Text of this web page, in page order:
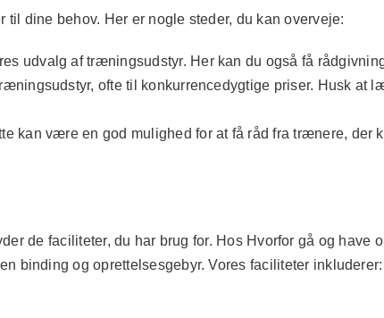
dine behov. Her er nogle steder, du kan overveje:
udvalg af træningsudstyr. Her kan du også få
ofte til konkurrencedygtige priser. Husk at
kan være en god mulighed for at få råd fra trænere, der
de faciliteter, du har brug for. Hos Hvorfor gå og have
binding og oprettelsesgebyr. Vores faciliteter inkluderer: